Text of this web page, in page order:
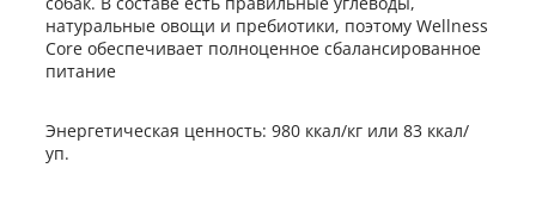
натуральные овощи и пребиотики, поэтому Wellness
Core обеспечивает полноценное сбалансированное
питание
Энергетическая ценность: 980 ккал/кг или 83 ккал/
уп.